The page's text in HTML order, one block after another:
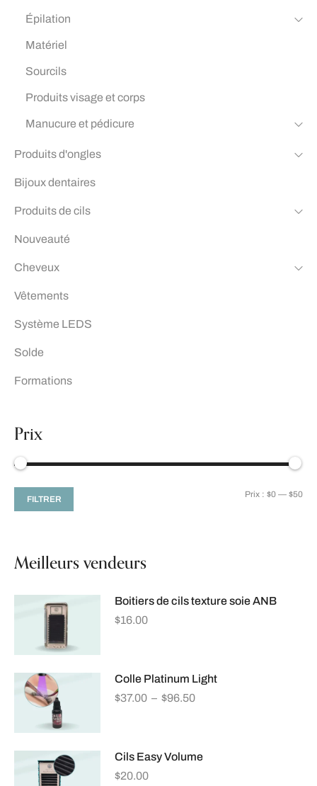
Épilation
Matériel
Sourcils
Produits visage et corps
Manucure et pédicure
Produits d'ongles
Bijoux dentaires
Produits de cils
Nouveauté
Cheveux
Vêtements
Système LEDS
Solde
Formations
Prix
FILTRER Prix : $0 — $50
Meilleurs vendeurs
Boitiers de cils texture soie ANB
$16.00
Colle Platinum Light
$37.00 – $96.50
Cils Easy Volume
$20.00